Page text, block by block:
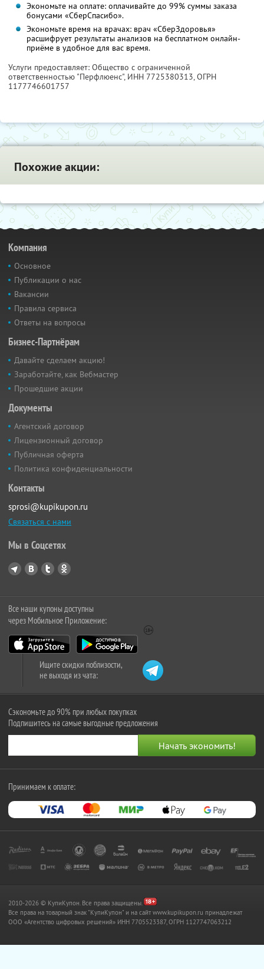
Экономьте на оплате: оплачивайте до 99% суммы заказа
бонусами «СберСпасибо».
Экономьте время на врачах: врач «СберЗдоровья»
расшифрует результаты анализов на бесплатном онлайн-
приёме в удобное для вас время.
Услуги предоставляет: Общество с ограниченной
ответственностью "Перфлюенс", ИНН 7725380313, ОГРН
1177746601757
Похожие акции:
Компания
Основное
Публикации о нас
Вакансии
Правила сервиса
Ответы на вопросы
Бизнес-Партнёрам
Давайте сделаем акцию!
Заработайте, как Вебмастер
Прошедшие акции
Документы
Агентский договор
Лицензионный договор
Публичная оферта
Политика конфиденциальности
Контакты
sprosi@kupikupon.ru
Связаться с нами
Мы в Соцсетях
Все наши купоны доступны
через Мобильное Приложение:
Ищите скидки поблизости,
не выходя из чата:
Сэкономьте до 90% при любых покупках
Подпишитесь на самые выгодные предложения
Принимаем к оплате:
2010-2026 © КупиКупон. Все права защищены.
Все права на товарный знак "КупиКупон" и на сайт www.kupikupon.ru принадлежат
OOO «Агентство цифровых решений» ИНН 7705523387, ОГРН 1127747063212